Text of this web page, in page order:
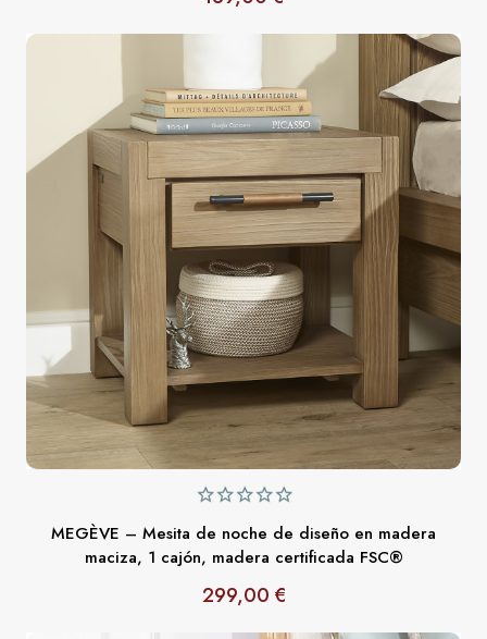
MEGÈVE – Mesita de noche de diseño en madera
maciza, 1 cajón, madera certificada FSC®
Precio
299,00 €